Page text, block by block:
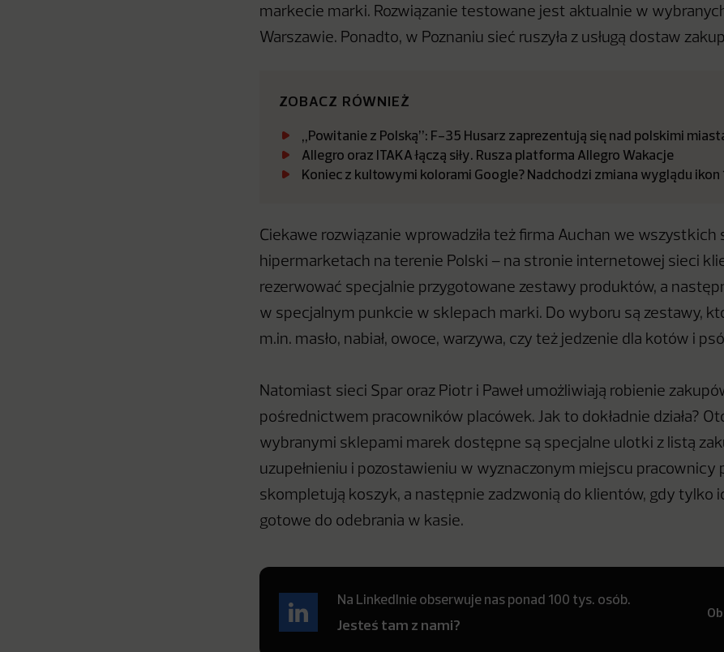
markecie marki. Rozwiązanie testowane jest aktualnie w
Warszawie. Ponadto, w Poznaniu sieć ruszyła z usługą dostaw
ZOBACZ RÓWNIEŻ
„Powitanie z Polską”: F-35 Husarz zaprezentują się nad polskimi
Allegro oraz ITAKA łączą siły. Rusza platforma Allegro Wakacje
Koniec z kultowymi kolorami Google? Nadchodzi zmiana wyglądu ikon
Ciekawe rozwiązanie wprowadziła też firma Auchan we wszystkich
hipermarketach na terenie Polski – na stronie internetowej sieci
rezerwować specjalnie przygotowane zestawy produktów, a
w specjalnym punkcie w sklepach marki. Do wyboru są zestawy,
m.in. masło, nabiał, owoce, warzywa, czy też jedzenie dla kotów i
Natomiast sieci Spar oraz Piotr i Paweł umożliwiają robienie
pośrednictwem pracowników placówek. Jak to dokładnie działa?
wybranymi sklepami marek dostępne są specjalne ulotki z listą
uzupełnieniu i pozostawieniu w wyznaczonym miejscu pracownicy
skompletują koszyk, a następnie zadzwonią do klientów, gdy tylko
gotowe do odebrania w kasie.
Na LinkedInie obserwuje nas ponad 100 tys. osób.
Jesteś tam z nami?